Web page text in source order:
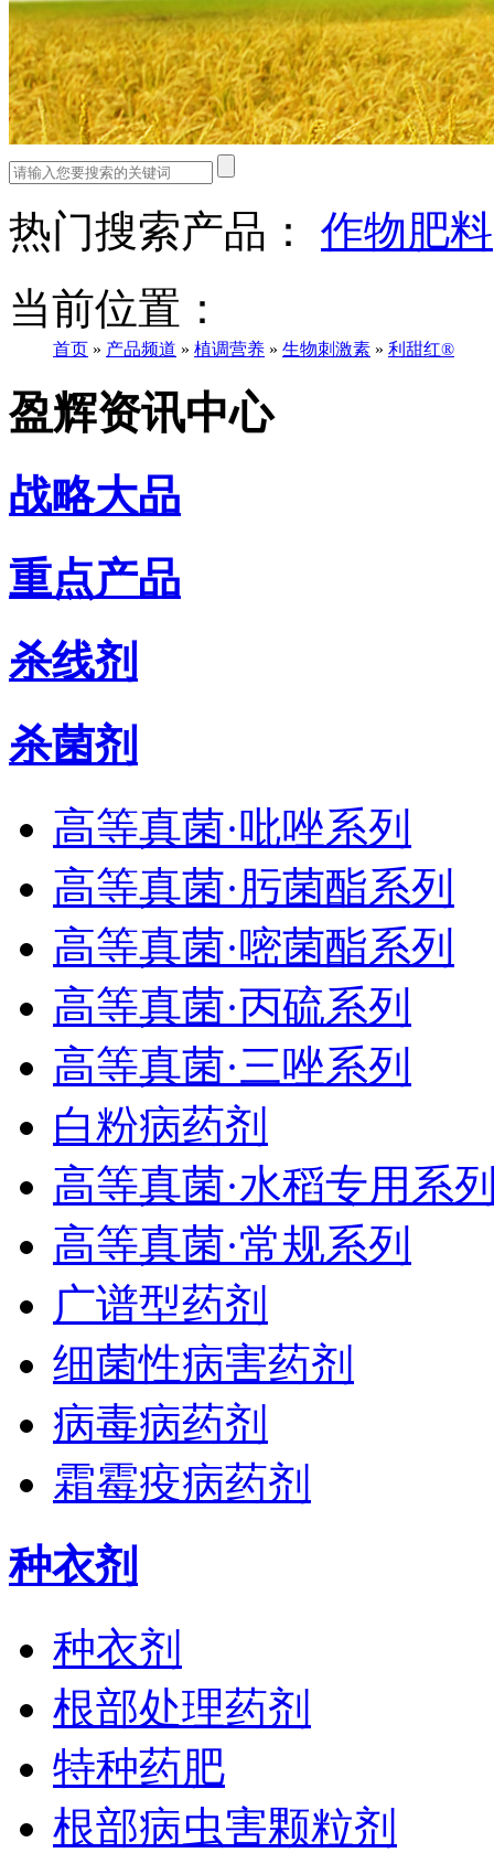
热门搜索产品： 作物肥料
当前位置：
首页 » 产品频道 » 植调营养 » 生物刺激素 » 利甜红®
盈辉资讯中心
战略大品
重点产品
杀线剂
杀菌剂
高等真菌·吡唑系列
高等真菌·肟菌酯系列
高等真菌·嘧菌酯系列
高等真菌·丙硫系列
高等真菌·三唑系列
白粉病药剂
高等真菌·水稻专用系
高等真菌·常规系列
广谱型药剂
细菌性病害药剂
病毒病药剂
霜霉疫病药剂
种衣剂
种衣剂
根部处理药剂
特种药肥
根部病虫害颗粒剂